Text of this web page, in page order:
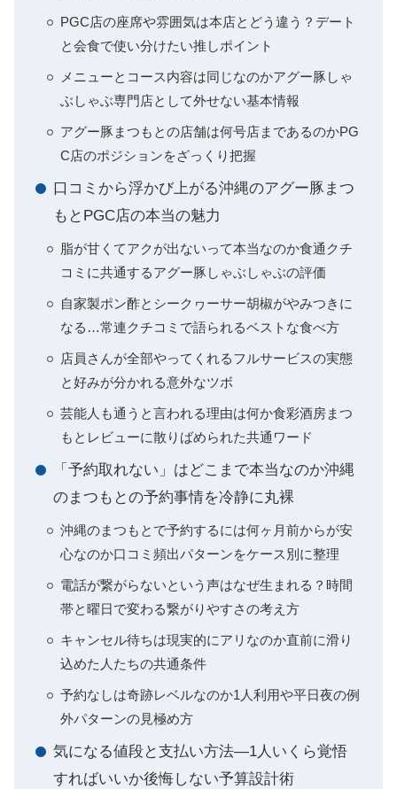
PGC店の座席や雰囲気は本店とどう違う？デート
と会食で使い分けたい推しポイント
メニューとコース内容は同じなのかアグー豚しゃ
ぶしゃぶ専門店として外せない基本情報
アグー豚まつもとの店舗は何号店まであるのかPG
C店のポジションをざっくり把握
口コミから浮かび上がる沖縄のアグー豚まつ
もとPGC店の本当の魅力
脂が甘くてアクが出ないって本当なのか食通クチ
コミに共通するアグー豚しゃぶしゃぶの評価
自家製ポン酢とシークヮーサー胡椒がやみつきに
なる…常連クチコミで語られるベストな食べ方
店員さんが全部やってくれるフルサービスの実態
と好みが分かれる意外なツボ
芸能人も通うと言われる理由は何か食彩酒房まつ
もとレビューに散りばめられた共通ワード
「予約取れない」はどこまで本当なのか沖縄
のまつもとの予約事情を冷静に丸裸
沖縄のまつもとで予約するには何ヶ月前からが安
心なのか口コミ頻出パターンをケース別に整理
電話が繋がらないという声はなぜ生まれる？時間
帯と曜日で変わる繋がりやすさの考え方
キャンセル待ちは現実的にアリなのか直前に滑り
込めた人たちの共通条件
予約なしは奇跡レベルなのか1人利用や平日夜の例
外パターンの見極め方
気になる値段と支払い方法―1人いくら覚悟
すればいいか後悔しない予算設計術